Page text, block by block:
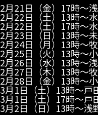
2月21日（金）17時〜
2月22日（土）13時〜
2月22日（土）17時〜
2月23日（日）13時〜
2月24日（月）13時〜
2月25日（火）13時〜
2月26日（水）13時〜
2月27日（木）13時〜
2月28日（金）13時〜
3月1日（土）13時〜戸
3月1日（土）17時〜戸
3月2日（日）13時〜浅